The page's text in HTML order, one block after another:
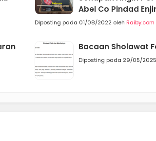
Abel Co Pindad
Diposting pada 01/08/2022 oleh Raiby.com
Bacaan Sholawat
Diposting pada 29/05/